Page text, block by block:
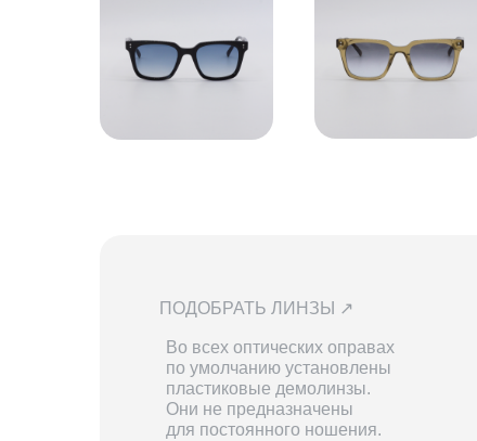
Во всех оптических оправах
по умолчанию установлены
пластиковые демолинзы.
Они не предназначены
для постоянного ношения.
ПОДОБРАТЬ ЛИНЗЫ ↗